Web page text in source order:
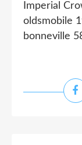
Imperial
oldsmobile
bonneville